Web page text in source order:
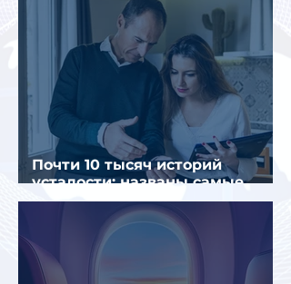
Почти 10 тысяч историй
усталости: названы самые
уставшие россияне